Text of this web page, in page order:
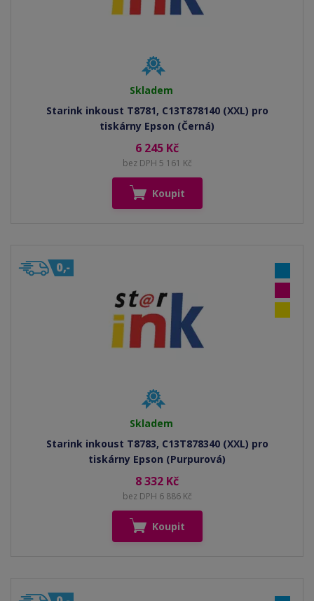
Skladem
Starink inkoust T8781, C13T878140 (XXL) pro
tiskárny Epson (Černá)
6 245 Kč
bez DPH 5 161 Kč
Koupit
Skladem
Starink inkoust T8783, C13T878340 (XXL) pro
tiskárny Epson (Purpurová)
8 332 Kč
bez DPH 6 886 Kč
Koupit